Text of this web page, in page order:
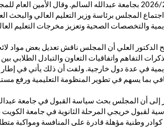
2026/2027 بجامعة عبدالله السالم. وقال
المجلس برئاسة وزير التعليم العالي والبحث
والتخصصات الصحية وتعزيز مخرجات التعليم
الدكتور العلي أن المجلس ناقش تعديل بعض مواد
التفاهم واتفاقيات التعاون والتبادل
في عدة دول خارجية. ولفت أن ذلك يأتي في إطار
بما يسهم في تطوير المنظومة التعليمية ورفع
لقبول خريجي المرحلة الثانوية في جامعة
كوادر وطنية مؤهلة قادرة على المنافسة ومواكبة